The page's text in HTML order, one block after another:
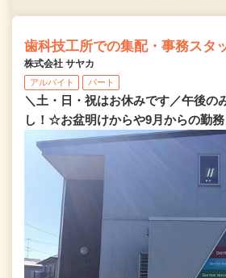
歯科技工所での集配・事務スタ
株式会社 サヤカ
アルバイト パート
＼土・日・祝はお休みです／午後の
し！☆お盆明けからや9月からの勤